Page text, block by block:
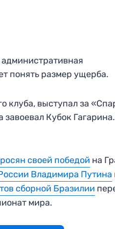
административная
понять размер ущерба.
клуба, выступал за
Кубок Гагарина.
своей победой на
Владимира Путина
сборной Бразилии
мира.